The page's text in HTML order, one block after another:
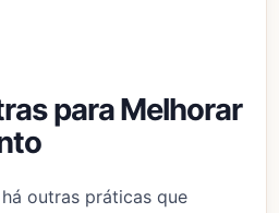
para Melhorar
outras práticas que